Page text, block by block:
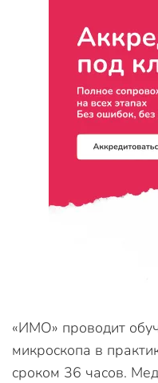
«ИМО» проводит
микроскопа в
сроком 36 часов.